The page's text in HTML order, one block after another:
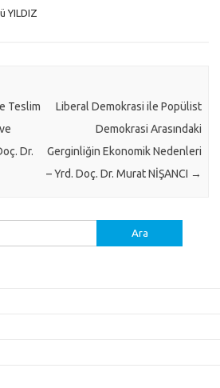
YILDIZ
Teslim
Dr.
Liberal Demokrasi ile Popülist
Demokrasi Arasındaki
Gerginliğin Ekonomik Nedenleri
– Yrd. Doç. Dr. Murat NİŞANCI →